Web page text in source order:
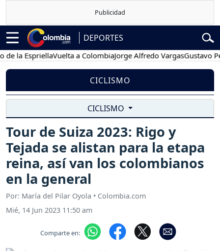
DEPORTES
EspriellaVuelta a ColombiaJorge Alfredo VargasGustavo Petro
CICLISMO
CICLISMO
Tour de Suiza 2023: Rigo y
Tejada se alistan para la etapa
reina, así van los colombianos
en la general
Por: María del Pilar Oyola • Colombia.com
Mié, 14 Jun 2023 11:50 am
Comparte en: